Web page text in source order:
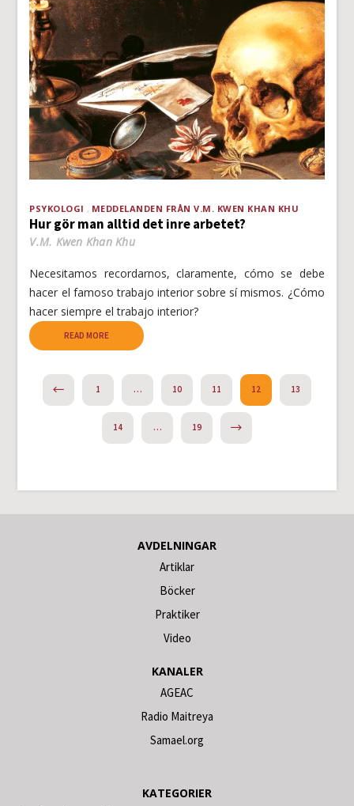
PSYKOLOGI MEDDELANDEN FRÅN V.M. KWEN KHAN KHU
Hur gör man alltid det inre arbetet?
V.M. Kwen Khan Khu
Necesitamos recordarnos, claramente, cómo se debe
hacer el famoso trabajo interior sobre sí mismos. ¿Cómo
hacer siempre el trabajo interior?
READ MORE
PREVIOUS1 … 10 11 12 13
14 … 19
AVDELNINGAR
Artiklar
Böcker
Praktiker
Video
KANALER
AGEAC
Radio Maitreya
Samael.org
KATEGORIER